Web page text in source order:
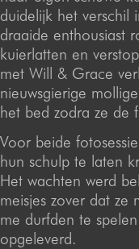
duidelijk het verschil
draaide enthousiast
kuierlatten en
met Will & Grace
nieuwsgierige
het bed zodra ze de
Voor beide
hun schulp te laten
Het wachten werd
meisjes zover dat
me durfden te
opgeleverd.